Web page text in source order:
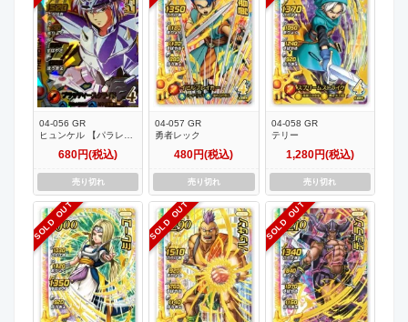
04-056 GR
ヒュンケル 【パラレ
680円(税込)
売り切れ
04-057 GR
勇者レック
480円(税込)
売り切れ
04-058 GR
テリー
1,280円(税込)
売り切れ
SOLD OUT SOLD OUT SOLD OUT